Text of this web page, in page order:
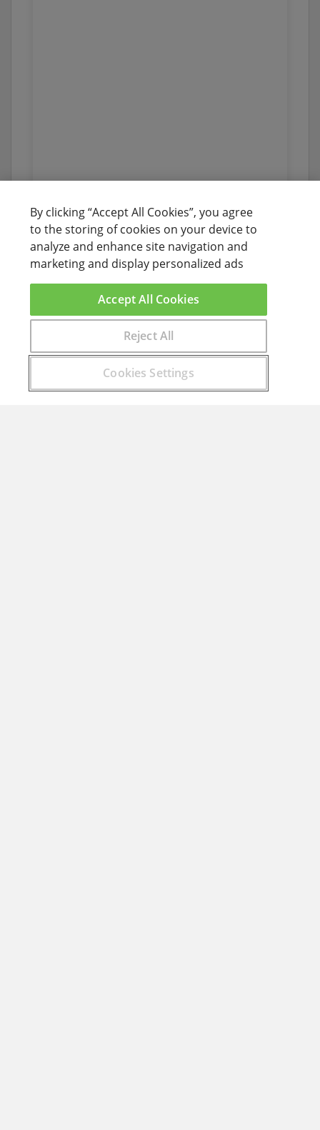
Encuentra aquí el curso que buscas
By clicking “Accept All Cookies”, you agree
to the storing of cookies on your device to
analyze and enhance site navigation and
marketing and display personalized ads
Cookies Settings
Reject All
Accept All Cookies